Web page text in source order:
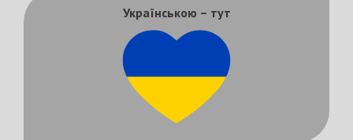
Українською – тут